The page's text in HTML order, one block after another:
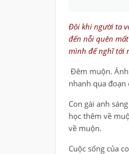
Đôi khi người ta
đến nỗi quên
mình đế nghĩ tới
Đêm muộn.
nhanh qua đoạn
Con gái anh
học thêm về
về muộn.
Cuộc sống của